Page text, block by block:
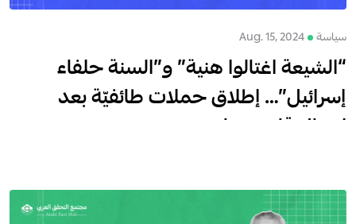
سياسة Aug. 15, 2024
“الشيعة اغتالوا هنية” و”السنة حلفاء
إسرائيل”… إطلاق حملات طائفيّة بعد
اغتيال قائد حماس